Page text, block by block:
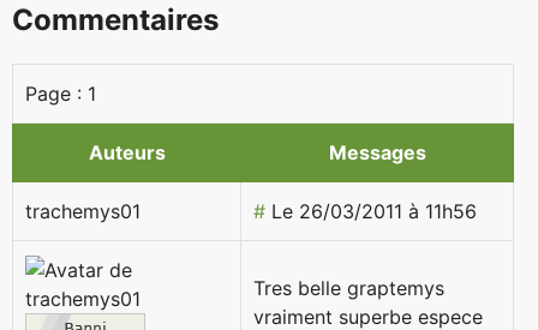
Commentaires
Page : 1
Auteurs Messages
trachemys01 # Le 26/03/2011 à 11h56
Tres belle graptemys
vraiment superbe espece